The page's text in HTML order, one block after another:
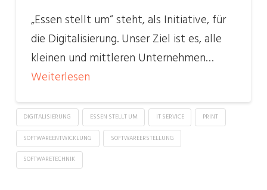
„Essen stellt um“ steht, als Initiative, für
die Digitalisierung. Unser Ziel ist es, alle
kleinen und mittleren Unternehmen…
Weiterlesen
DIGITALISIERUNG ESSEN STELLT UM IT SERVICE PRINT
SOFTWAREENTWICKLUNG SOFTWAREERSTELLUNG
SOFTWARETECHNIK